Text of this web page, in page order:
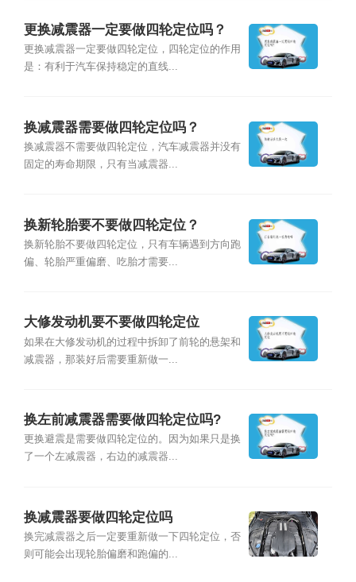
更换减震器一定要做四轮定位吗？
更换减震器一定要做四轮定位，四轮定位的作用
是：有利于汽车保持稳定的直线...
换减震器需要做四轮定位吗？
换减震器不需要做四轮定位，汽车减震器并没有
固定的寿命期限，只有当减震器...
换新轮胎要不要做四轮定位？
换新轮胎不要做四轮定位，只有车辆遇到方向跑
偏、轮胎严重偏磨、吃胎才需要...
大修发动机要不要做四轮定位
如果在大修发动机的过程中拆卸了前轮的悬架和
减震器，那装好后需要重新做一...
换左前减震器需要做四轮定位吗?
更换避震是需要做四轮定位的。因为如果只是换
了一个左减震器，右边的减震器...
换减震器要做四轮定位吗
换完减震器之后一定要重新做一下四轮定位，否
则可能会出现轮胎偏磨和跑偏的...